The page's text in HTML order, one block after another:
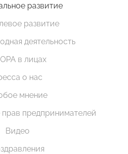
развитие
развитие
деятельность
в лицах
о нас
мнение
предпринимателей
Видео